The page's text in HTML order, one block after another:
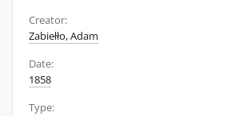
Creator:
Zabiełło, Adam
Date:
1858
Type: